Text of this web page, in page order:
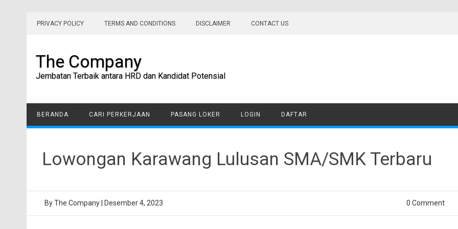
PRIVACY POLICY TERMS AND CONDITIONS DISCLAIMER CONTACT US
The Company
Jembatan Terbaik antara HRD dan Kandidat Potensial
BERANDA CARI PERKERJAAN PASANG LOKER LOGIN DAFTAR
Lowongan Karawang Lulusan SMA/SMK Terbaru
ByThe Company Desember 4, 2023 0 Comment